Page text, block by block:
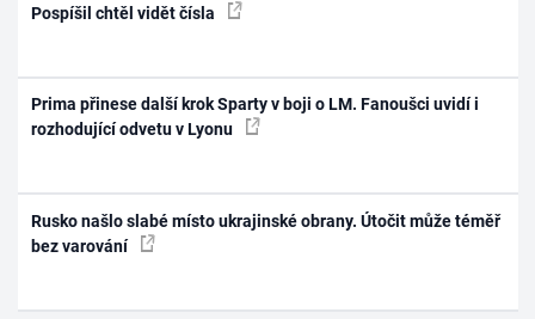
Pospíšil chtěl vidět čísla
Prima přinese další krok Sparty v boji o LM. Fanoušci uvidí i
rozhodující odvetu v Lyonu
Rusko našlo slabé místo ukrajinské obrany. Útočit může téměř
bez varování